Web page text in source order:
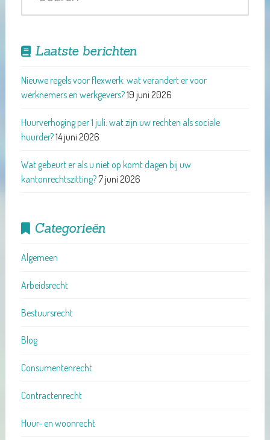
Laatste berichten
Nieuwe regels voor flexwerk: wat verandert er voor
werknemers en werkgevers?19 juni 2026
Huurverhoging per 1 juli: wat zijn uw rechten als sociale
huurder?14 juni 2026
Wat gebeurt er als u niet op komt dagen bij uw
kantonrechtszitting?7 juni 2026
Categorieën
Algemeen
Arbeidsrecht
Bestuursrecht
Blog
Consumentenrecht
Contractenrecht
Huur- en woonrecht